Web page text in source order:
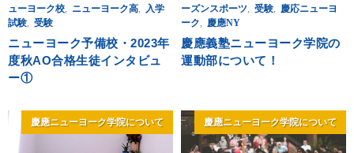
ューヨーク校
ニューヨーク高
入学
試験
受験
ニューヨーク予備校・2023年
度秋AO合格生徒インタビュ
ー①
ーズンスポーツ
受験
慶応ニューヨ
ーク
慶應NY
慶應義塾ニューヨーク学院の
運動部について！
慶應ニューヨーク学院について 慶應ニューヨーク学院について